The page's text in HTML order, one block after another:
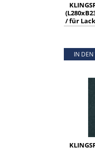
/ für
IN DEN